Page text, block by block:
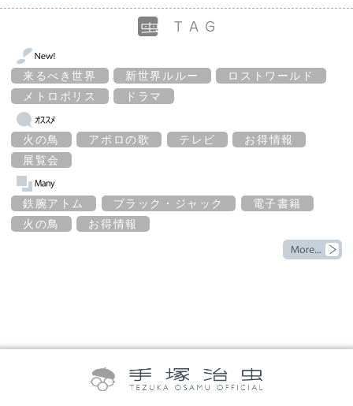
来るべき世界 新世界ルルー
ロストワールド
メトロポリス
ドラマ
火の鳥 アポロの歌 テレビ
お得情報
展覧会
鉄腕アトム ブラック・ジャック
電子書籍
火の鳥
お得情報